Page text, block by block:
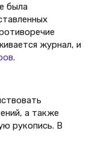
была
журнал, и
.
а также
рукопись. В